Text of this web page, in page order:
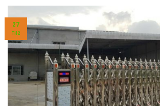
27
TH2